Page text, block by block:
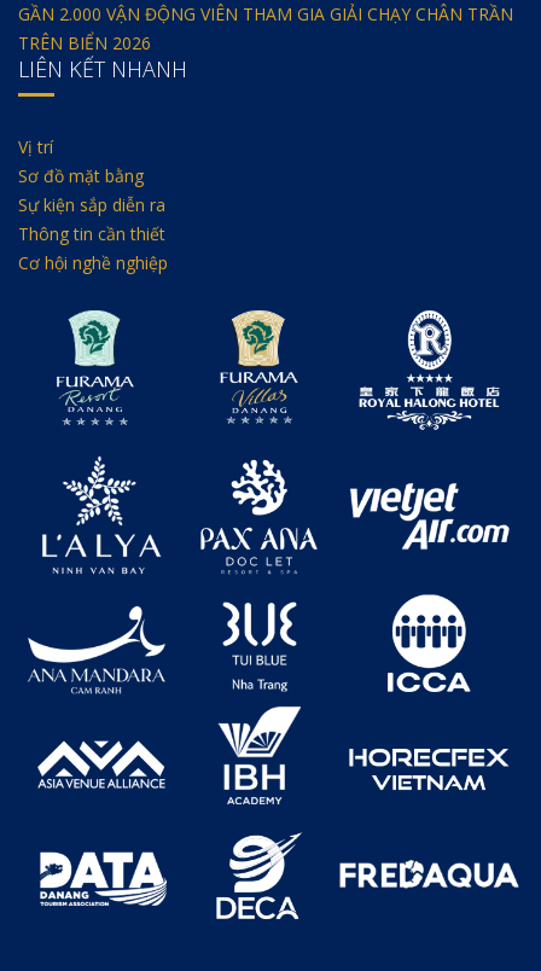
GẦN 2.000 VẬN ĐỘNG VIÊN THAM GIA GIẢI CHẠY CHÂN TRẦN
TRÊN BIỂN 2026
LIÊN KẾT NHANH
Vị trí
Sơ đồ mặt bằng
Sự kiện sắp diễn ra
Thông tin cần thiết
Cơ hội nghề nghiệp